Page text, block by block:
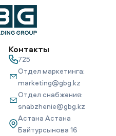
Контакты
725
Отдел маркетинга:
marketing@gbg.kz
Отдел снабжения:
snabzhenie@gbg.kz
Астана Астана
Байтурсынова 16